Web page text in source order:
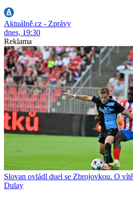
Aktuálně.cz - Zprávy
dnes, 19:30
Reklama
Slovan ovládl duel se Zbrojovkou. O
Dulay